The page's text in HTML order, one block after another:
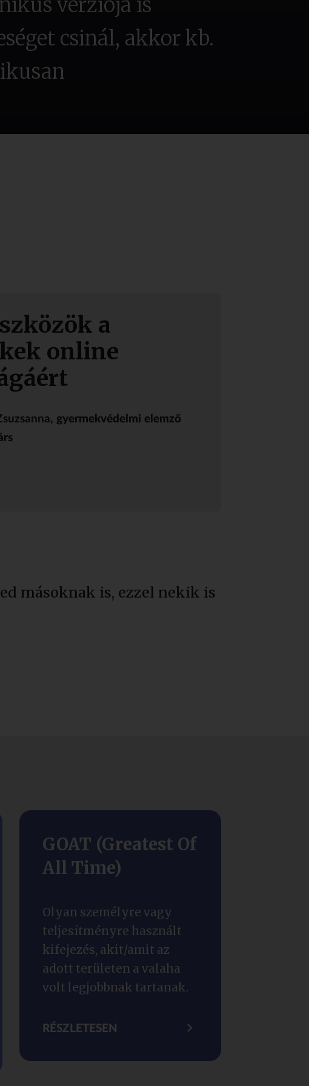
verziója is
csinál, akkor kb.
a
online
, gyermekvédelmi elemző
másoknak is, ezzel nekik is
GOAT (Greatest Of
All Time)
Olyan személyre vagy
teljesítményre használt
kifejezés, akit/amit az
adott területen a valaha
volt legjobbnak tartanak.
RÉSZLETESEN